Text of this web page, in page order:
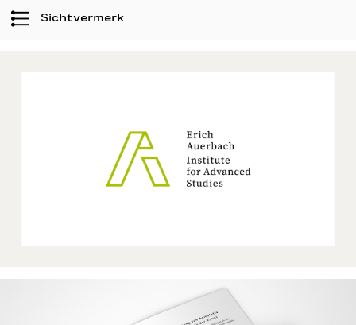
Sichtvermerk